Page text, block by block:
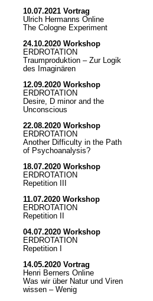
10.07.2021 Vortrag
Ulrich Hermanns Online
The Cologne Experiment
24.10.2020 Workshop
ERDROTATION
Traumproduktion – Zur Logik
des Imaginären
12.09.2020 Workshop
ERDROTATION
Desire, D minor and the
Unconscious
22.08.2020 Workshop
ERDROTATION
Another Difficulty in the Path
of Psychoanalysis?
18.07.2020 Workshop
ERDROTATION
Repetition III
11.07.2020 Workshop
ERDROTATION
Repetition II
04.07.2020 Workshop
ERDROTATION
Repetition I
14.05.2020 Vortrag
Henri Berners Online
Was wir über Natur und Viren
wissen – Wenig